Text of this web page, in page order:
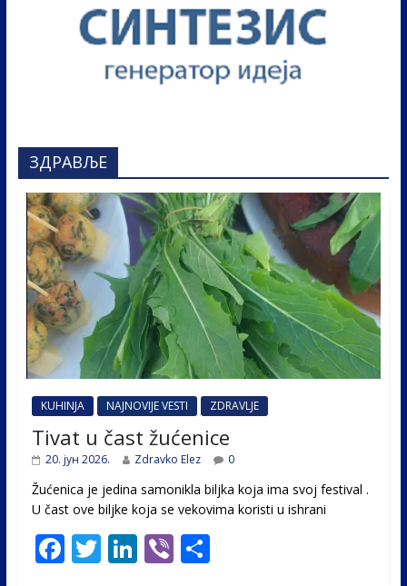
ЗДРАВЉЕ
KUHINJA NAJNOVIJE VESTI ZDRAVLJE
Tivat u čast žućenice
20. јун 2026. Zdravko Elez 0
Žućenica je jedina samonikla biljka koja ima svoj festival .
U čast ovе biljke koja se vekovima koristi u ishrani
F T Li Vi S